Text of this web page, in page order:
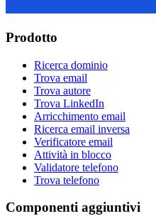
Prodotto
Ricerca dominio
Trova email
Trova autore
Trova LinkedIn
Arricchimento email
Ricerca email inversa
Verificatore email
Attività in blocco
Validatore telefono
Trova telefono
Componenti aggiuntivi